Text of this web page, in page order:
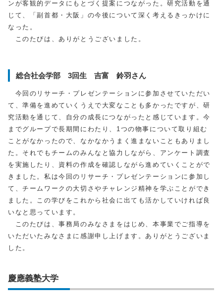
ンが客観的データにもとづく提案につながった。研究活動を通
じて、「副首都・大阪」の今後について深く考えるきっかけに
なった。
このたびは、ありがとうございました。
総合社会学部 3回生 吉富 鈴羽さん
今回のリサーチ・プレゼンテーションに参加させていただい
て、準備を進めていくうえで大変なことも多かったですが、研
究活動を通じて、自分の成長につながったと感じています。今
までグループで長期間にわたり、1つの物事について取り組む
ことがなかったので、なかなかうまく進まないこともありまし
た。それでもチームのみんなと協力しながら、アンケート調査
を実施したり、資料の作成を確認しながら進めていくことがで
きました。私は今回のリサーチ・プレゼンテーションに参加し
て、チームワークの大切さやチャレンジ精神を学ぶことができ
ました。この学びをこれから社会に出ても活かしていければ良
いなと思っています。
このたびは、事務局のみなさまをはじめ、本事業でご指導を
いただいたみなさまに感謝申し上げます。ありがとうございま
した。
慶應義塾大学